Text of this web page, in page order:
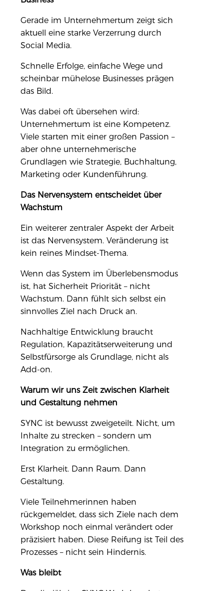
Gerade im Unternehmertum zeigt sich
aktuell eine starke Verzerrung durch
Social Media.
Schnelle Erfolge, einfache Wege und
scheinbar mühelose Businesses prägen
das Bild.
Was dabei oft übersehen wird:
Unternehmertum ist eine Kompetenz.
Viele starten mit einer großen Passion –
aber ohne unternehmerische
Grundlagen wie Strategie, Buchhaltung,
Marketing oder Kundenführung.
Das Nervensystem entscheidet über
Wachstum
Ein weiterer zentraler Aspekt der Arbeit
ist das Nervensystem. Veränderung ist
kein reines Mindset-Thema.
Wenn das System im Überlebensmodus
ist, hat Sicherheit Priorität – nicht
Wachstum. Dann fühlt sich selbst ein
sinnvolles Ziel nach Druck an.
Nachhaltige Entwicklung braucht
Regulation, Kapazitätserweiterung und
Selbstfürsorge als Grundlage, nicht als
Add-on.
Warum wir uns Zeit zwischen Klarheit
und Gestaltung nehmen
SYNC ist bewusst zweigeteilt. Nicht, um
Inhalte zu strecken – sondern um
Integration zu ermöglichen.
Erst Klarheit. Dann Raum. Dann
Gestaltung.
Viele Teilnehmerinnen haben
rückgemeldet, dass sich Ziele nach dem
Workshop noch einmal verändert oder
präzisiert haben. Diese Reifung ist Teil des
Prozesses – nicht sein Hindernis.
Was bleibt